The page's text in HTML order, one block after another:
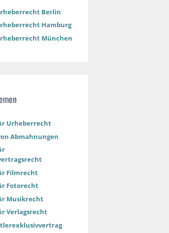
Berlin
Hamburg
München
Urheberrecht​
Abmahnungen
Filmrecht
Fotorecht
Musikrecht
Verlagsrecht